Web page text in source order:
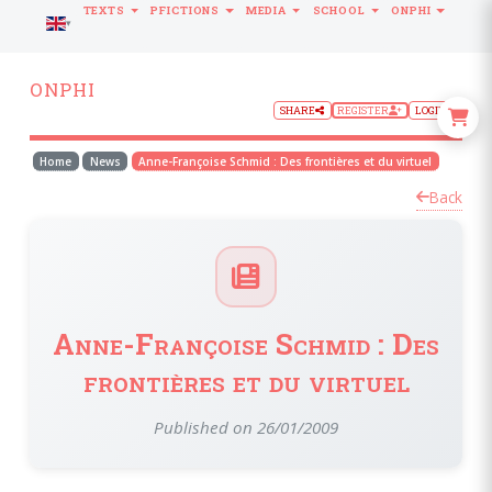
ONPHI
SHARE REGISTER LOGIN
Home News Anne-Françoise Schmid : Des frontières et du virtuel
Back
Anne-Françoise Schmid : Des
frontières et du virtuel
Published on 26/01/2009
LANGUAGE
TEXTS PFICTIONS MEDIA SCHOOL ONPHI